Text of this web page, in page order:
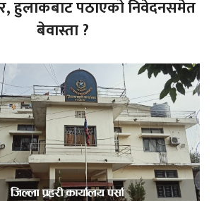
हुलाकबाट पठाएको निवेदनसमेत
बेवास्ता ?